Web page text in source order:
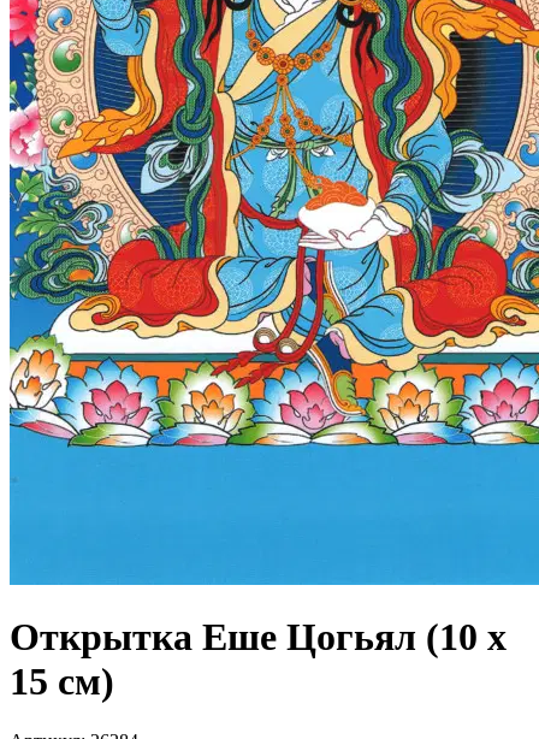
Открытка Еше Цогьял (10 x
15 см)